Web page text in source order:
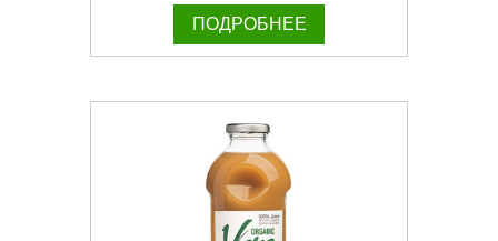
ПОДРОБНЕЕ